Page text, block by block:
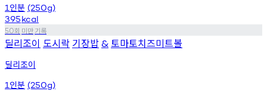
1 인분 (250g)
395kcal
50회 미만기록
딜리조이 도시락 기장밥 & 토마토치즈미트볼
딜리조이
1 인분 (250g)